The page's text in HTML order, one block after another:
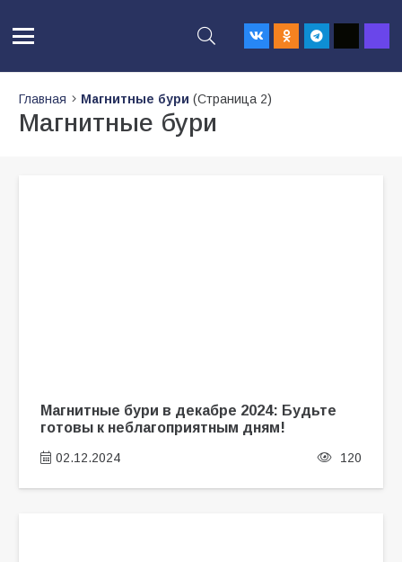
Главная Магнитные бури (Страница 2)
Магнитные бури
Магнитные бури в декабре 2024: Будьте
готовы к неблагоприятным дням!
02.12.2024 120